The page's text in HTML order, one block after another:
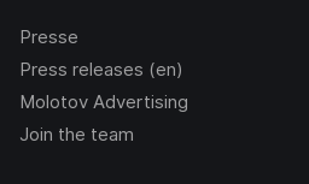
Presse
Press releases (en)
Molotov Advertising
Join the team